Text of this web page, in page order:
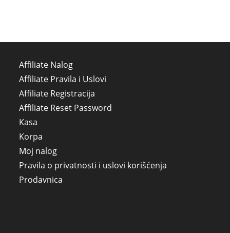
Affiliate Nalog
Affiliate Pravila i Uslovi
Affiliate Registracija
Affiliate Reset Password
Kasa
Korpa
Moj nalog
Pravila o privatnosti i uslovi korišćenja
Prodavnica